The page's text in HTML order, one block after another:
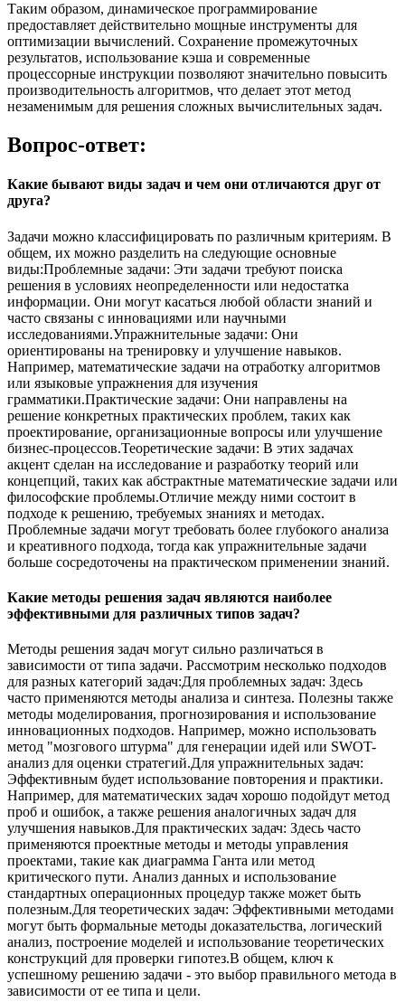
Таким образом, динамическое программирование
предоставляет действительно мощные инструменты для
оптимизации вычислений. Сохранение промежуточных
результатов, использование кэша и современные
процессорные инструкции позволяют значительно повысить
производительность алгоритмов, что делает этот метод
незаменимым для решения сложных вычислительных задач.
Вопрос-ответ:
Какие бывают виды задач и чем они отличаются друг от
друга?
Задачи можно классифицировать по различным критериям. В
общем, их можно разделить на следующие основные
виды:Проблемные задачи: Эти задачи требуют поиска
решения в условиях неопределенности или недостатка
информации. Они могут касаться любой области знаний и
часто связаны с инновациями или научными
исследованиями.Упражнительные задачи: Они
ориентированы на тренировку и улучшение навыков.
Например, математические задачи на отработку алгоритмов
или языковые упражнения для изучения
грамматики.Практические задачи: Они направлены на
решение конкретных практических проблем, таких как
проектирование, организационные вопросы или улучшение
бизнес-процессов.Теоретические задачи: В этих задачах
акцент сделан на исследование и разработку теорий или
концепций, таких как абстрактные математические задачи или
философские проблемы.Отличие между ними состоит в
подходе к решению, требуемых знаниях и методах.
Проблемные задачи могут требовать более глубокого анализа
и креативного подхода, тогда как упражнительные задачи
больше сосредоточены на практическом применении знаний.
Какие методы решения задач являются наиболее
эффективными для различных типов задач?
Методы решения задач могут сильно различаться в
зависимости от типа задачи. Рассмотрим несколько подходов
для разных категорий задач:Для проблемных задач: Здесь
часто применяются методы анализа и синтеза. Полезны также
методы моделирования, прогнозирования и использование
инновационных подходов. Например, можно использовать
метод "мозгового штурма" для генерации идей или SWOT-
анализ для оценки стратегий.Для упражнительных задач:
Эффективным будет использование повторения и практики.
Например, для математических задач хорошо подойдут метод
проб и ошибок, а также решения аналогичных задач для
улучшения навыков.Для практических задач: Здесь часто
применяются проектные методы и методы управления
проектами, такие как диаграмма Ганта или метод
критического пути. Анализ данных и использование
стандартных операционных процедур также может быть
полезным.Для теоретических задач: Эффективными методами
могут быть формальные методы доказательства, логический
анализ, построение моделей и использование теоретических
конструкций для проверки гипотез.В общем, ключ к
успешному решению задачи - это выбор правильного метода в
зависимости от ее типа и цели.